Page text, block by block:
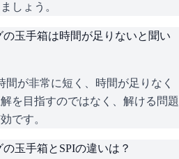
しょう。
玉手箱は時間が足りないと聞い
が非常に短く、時間が足りなく
を目指すのではなく、解ける問題
です。
玉手箱とSPIの違いは？